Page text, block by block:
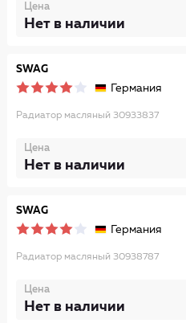
Цена
Нет в наличии
SWAG
Германия
Радиатор масляный 30933837
Цена
Нет в наличии
SWAG
Германия
Радиатор масляный 30938787
Цена
Нет в наличии